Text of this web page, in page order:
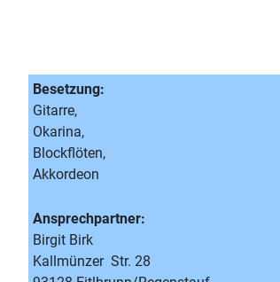
Besetzung:
Gitarre,
Okarina,
Blockflöten,
Akkordeon
Ansprechpartner:
Birgit Birk
Kallmünzer Str. 28